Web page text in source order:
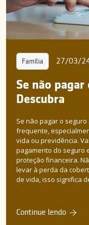
Família 27/03/
Se não
Descubra
Se não pagar o
frequente,
vida ou previdência.
pagamento do seguro
proteção financeira.
levar à perda da
de vida, isso significa
Continue lendo